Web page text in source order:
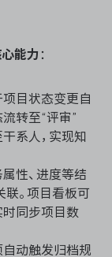
能力 ：
项目状态变更自
转至“评审”
系人，实现知
属性、进度等结
。项目看板可
时同步项目数
自动触发归档规